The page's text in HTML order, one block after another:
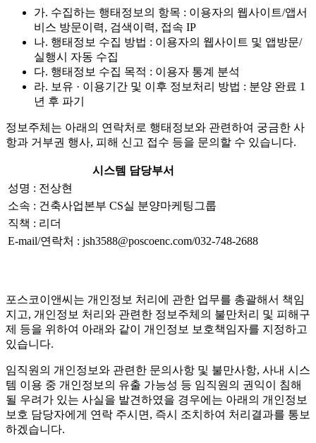
가. 수집하는 행태정보의 항목 : 이용자의 웹사이트/앱서
비스 방문이력, 검색이력, 접속 IP
나. 행태정보 수집 방법 : 이용자의 웹사이트 및 앱방문/
실행시 자동 수집
다. 행태정보 수집 목적 : 이용자 통계 분석
라. 보유 · 이용기간 및 이후 정보처리 방법 : 분양 완료 1
년 후 파기
정보주체는 아래의 연락처로 행태정보와 관련하여 궁금한 사
항과 거부권 행사, 피해 신고 접수 등을 문의할 수 있습니다.
시스템 담당부서
성명 : 전상현
소속 : 건축사업본부 CS실 분양마케팅그룹
직책 : 리더
E-mail/연락처 : jsh3588@poscoenc.com/032-748-2688
포스코이앤씨는 개인정보 처리에 관한 업무를 총괄해서 책임
지고, 개인정보 처리와 관련한 정보주체의 불만처리 및 피해구
제 등을 위하여 아래와 같이 개인정보 보호책임자를 지정하고
있습니다.
임직원의 개인정보와 관련한 문의사항 및 불만사항, 사내 시스
템 이용 중 개인정보의 유출 가능성 등 임직원의 권익이 침해
될 우려가 있는 사실을 발견하였을 경우에는 아래의 개인정보
보호 담당자에게 연락 주시면, 즉시 조치하여 처리결과를 통보
하겠습니다.